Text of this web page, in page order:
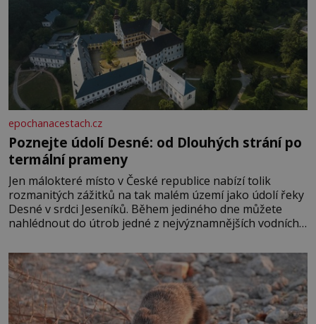
epochanacestach.cz
Poznejte údolí Desné: od Dlouhých strání po
termální prameny
Jen málokteré místo v České republice nabízí tolik
rozmanitých zážitků na tak malém území jako údolí řeky
Desné v srdci Jeseníků. Během jediného dne můžete
nahlédnout do útrob jedné z nejvýznamnějších vodních
se na koloběžce a den zakončit poznáváním památek ve
Velkých Losinách nebo v termálním